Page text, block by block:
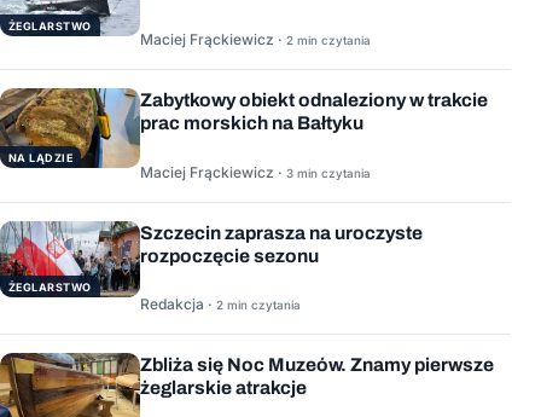
ŻEGLARSTWO
Maciej Frąckiewicz · 2 min czytania
NA LĄDZIE
Zabytkowy obiekt odnaleziony w trakcie
prac morskich na Bałtyku
Maciej Frąckiewicz · 3 min czytania
ŻEGLARSTWO
Szczecin zaprasza na uroczyste
rozpoczęcie sezonu
Redakcja · 2 min czytania
Zbliża się Noc Muzeów. Znamy pierwsze
żeglarskie atrakcje